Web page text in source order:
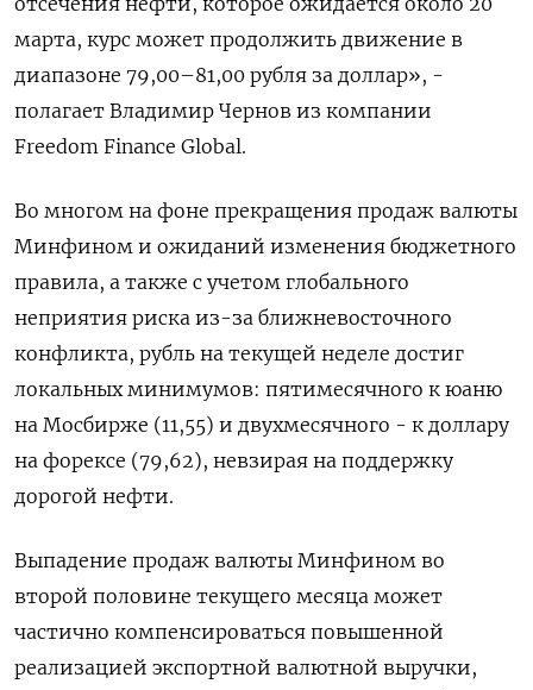
марта, курс может продолжить движение в
диапазоне 79,00–81,00 рубля за доллар», -
полагает Владимир Чернов из компании
Freedom ​Finance Global.
Во многом на фоне ⁠прекращения продаж валюты
Минфином и ожиданий изменения бюджетного
правила, а также с учетом глобального
неприятия риска из-за ближневосточного
конфликта, рубль на текущей неделе достиг
локальных ‌минимумов: пятимесячного к юаню
на Мосбирже (11,55) и двухмесячного - к доллару
на форексе (79,62), невзирая на поддержку
дорогой нефти.
Выпадение ‌продаж валюты Минфином во
второй половине текущего месяца может
частично компенсироваться повышенной
реализацией экспортной валютной выручки,